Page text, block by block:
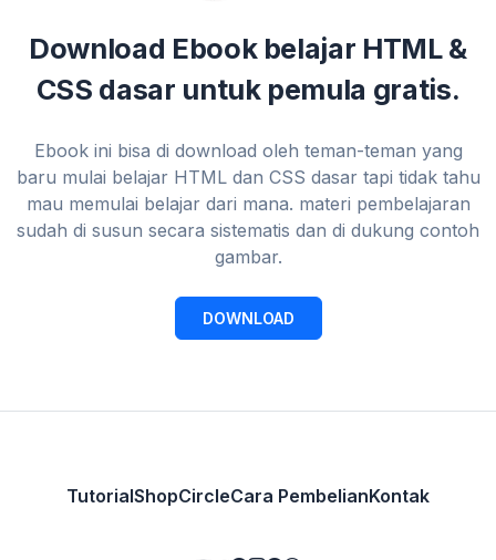
Download Ebook belajar HTML &
CSS dasar untuk pemula gratis.
Ebook ini bisa di download oleh teman-teman yang
baru mulai belajar HTML dan CSS dasar tapi tidak tahu
mau memulai belajar dari mana. materi pembelajaran
sudah di susun secara sistematis dan di dukung contoh
gambar.
DOWNLOAD
TutorialShopCircleCara PembelianKontak